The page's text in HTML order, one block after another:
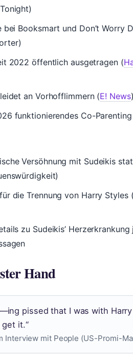
bei Booksmart und Don’t Worry
2022 öffentlich ausgetragen (
an Vorhofflimmern (E! News
funktionierendes Co-
Versöhnung mit Sudeikis
die Trennung von Harry Styles
zu Sudeikis’
Hand
pissed that I was with
get it.“
Interview mit People (US-Promi-